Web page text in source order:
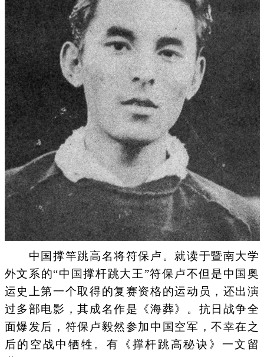
中国撑竿跳高名将符保卢。就读于暨南大学
外文系的“中国撑杆跳大王”符保卢不但是中国奥
运史上第一个取得的复赛资格的运动员，还出演
过多部电影，其成名作是《海葬》。抗日战争全
面爆发后，符保卢毅然参加中国空军，不幸在之
后的空战中牺牲。有《撑杆跳高秘诀》一文留